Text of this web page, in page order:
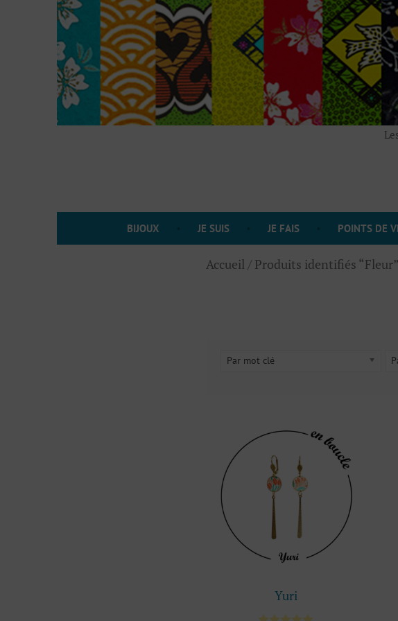
Accéder
au
contenu
BIJOUX JE SUIS JE FAIS POINTS DE
Accueil / Produits identifiés “Fleur”
Par mot clé
Yuri